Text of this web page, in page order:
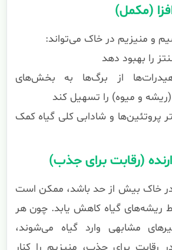
(مکمل)
و منیزیم در خاک می‌تواند:
را بهبود دهد
از برگ‌ها به بخش‌های
و میوه) را تسهیل کند
پروتئین‌ها و شادابی کلی گیاه کمک
(رقابت برای جذب)
در خاک بیش از حد باشد، ممکن است
ریشه‌های گیاه کاهش یابد. چون هر
مشابهی وارد گیاه می‌شوند،